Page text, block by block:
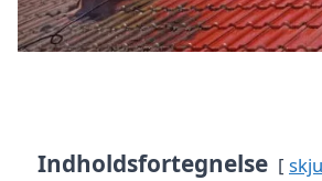
Indholdsfortegnelse